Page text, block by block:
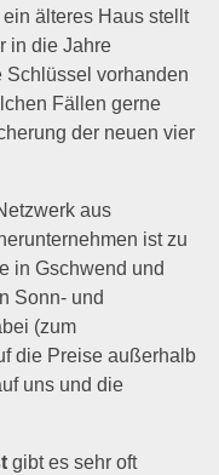
älteres Haus stellt
in die Jahre
Schlüssel vorhanden
Fällen gerne
der neuen vier
aus
ist zu
in Gschwend und
Sonn- und
(zum
die Preise außerhalb
uns und die
gibt es sehr oft